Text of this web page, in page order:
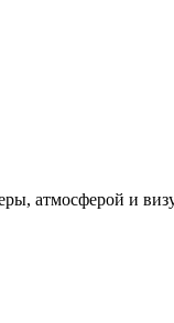
атмосферой и